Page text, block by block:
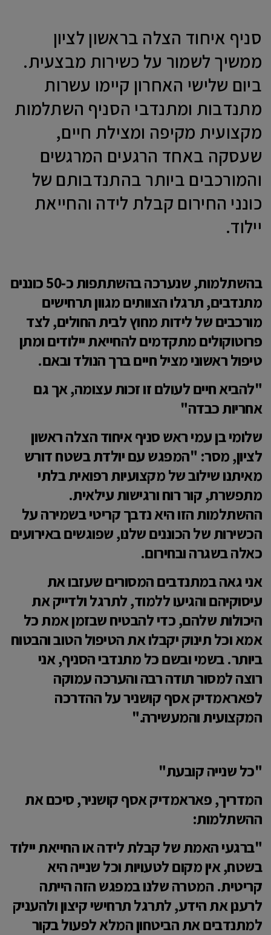
​סניף איחוד הצלה בראשון לציון
ממשיך לשמור על כשירות מבצעית.
ביום שלישי האחרון קיימו עשרות
מתנדבות ומתנדבי הסניף השתלמות
מקצועית מקיפה ומצילת חיים,
שעסקה באחד הרגעים המרגשים
והמורכבים ביותר בהתנדבותם של
כונני החירום קבלת לידה והחייאת
יילוד.
​בהשתלמות, שנערכה בהשתתפות כ-50 כוננים
מתנדבים, תרגלו הצוותים מגוון תרחישים
מורכבים של לידות מחוץ לבית החולים, לצד
פרוטוקולים מתקדמים להחייאת יילודים ומתן
טיפול ראשוני מציל חיים ברך הנולד ובאם.
"להביא חיים לעולם זו זכות עצומה, אך גם
אחריות כבדה"
​שלומי בן עמי ראש סניף איחוד הצלה ראשון
לציון, מסר: "המפגש עם יולדת בשטח דורש
מאיתנו שילוב של מקצועיות רפואית בלתי
מתפשרת, קור רוח ורגישות עילאית.
ההשתלמות הזו היא נדבך קריטי בשמירה על
הכשירות של הכוננים שלנו, שפוגשים באירועים
כאלה בשגרה ובחירום.
​אני גאה במתנדבים המסורים שעזבו את
עיסוקיהם והגיעו ללמוד, לתרגל ולדייק את
היכולות שלהם, כדי להבטיח שבזמן אמת כל
אמא וכל תינוק יקבלו את הטיפול הטוב והבטוח
ביותר. בשמי ובשם כל מתנדבי הסניף, אני
רוצה למסור תודה רבה והערכה עמוקה
לפאראמדיק אסף קושניר על ההדרכה
המקצועית והמעשירה."
"כל שנייה קובעת"
​המדריך, פאראמדיק אסף קושניר, סיכם את
ההשתלמות:
"ברגעי האמת של קבלת לידה או החייאת יילוד
בשטח, אין מקום לטעויות וכל שנייה היא
קריטית. המטרה שלנו במפגש הזה הייתה
לרענן את הידע, לתרגל תרחישי קיצון ולהעניק
למתנדבים את הביטחון המלא לפעול בקור